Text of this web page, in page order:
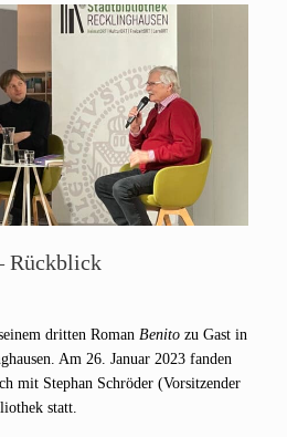
Rückblick
drit­ten Roman Beni­to zu Gast in
Am 26. Janu­ar 2023 fan­den
mit Ste­phan Schrö­der (Vor­sit­zen­der
statt.